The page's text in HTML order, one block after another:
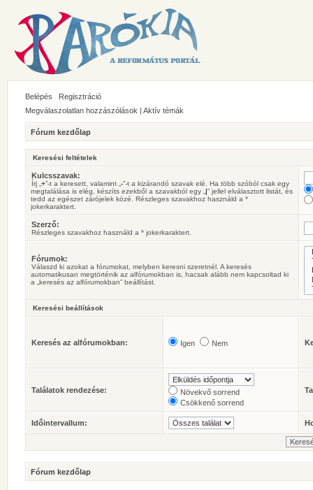
Belépés
Regisztráció
Megválaszolatlan hozzászólások | Aktív témák
Fórum kezdőlap
Keresési feltételek
Kulcsszavak:
Írj „ +”-t a keresett, valamint „ -”-t a kizárandó szavak elé. Ha több szóból csak egy
megtalálása is elég, készíts ezekből a szavakból egy „ |” jellel elválasztott listát, és
tedd az egészet zárójelek közé. Részleges szavakhoz használd a *
jokerkaraktert.
Szerző:
Részleges szavakhoz használd a * jokerkaraktert.
Fórumok:
Válaszd ki azokat a fórumokat, melyben keresni szeretnél. A keresés
automatikusan megtörténik az alfórumokban is, hacsak alább nem kapcsoltad ki
a „keresés az alfórumokban” beállítást.
Keresési beállítások
Keresés az alfórumokban: Igen Nem
Találatok rendezése:
Növekvő sorrend
Csökkenő sorrend
Időintervallum:
Fórum kezdőlap